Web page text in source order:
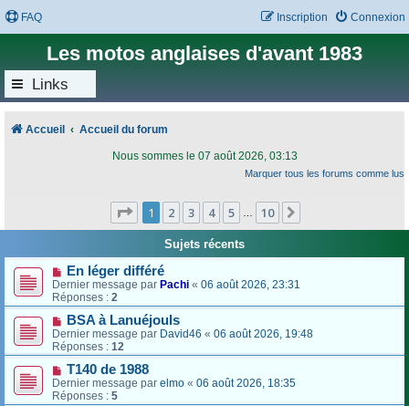
FAQ Connexion
Inscription
Les motos anglaises d'avant 1983
Links
Accueil Accueil du forum
Nous sommes le 07 août 2026, 03:13
Marquer tous les forums comme lus
Page 1sur
1 2 3 4 5 10
Sujets récents
En léger différé
Dernier message par Pachi « 06 août 2026, 23:31
Réponses : 2
BSA à Lanuéjouls
Dernier message par David46 « 06 août 2026, 19:48
Réponses : 12
T140 de 1988
Dernier message par elmo « 06 août 2026, 18:35
Réponses : 5